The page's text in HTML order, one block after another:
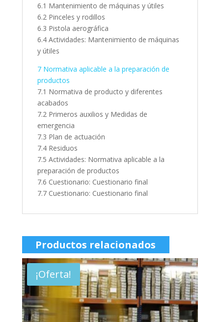
6.1 Mantenimiento de máquinas y útiles
6.2 Pinceles y rodillos
6.3 Pistola aerográfica
6.4 Actividades: Mantenimiento de máquinas
y útiles
7 Normativa aplicable a la preparación de
productos
7.1 Normativa de producto y diferentes
acabados
7.2 Primeros auxilios y Medidas de
emergencia
7.3 Plan de actuación
7.4 Residuos
7.5 Actividades: Normativa aplicable a la
preparación de productos
7.6 Cuestionario: Cuestionario final
7.7 Cuestionario: Cuestionario final
Productos relacionados
¡Oferta!